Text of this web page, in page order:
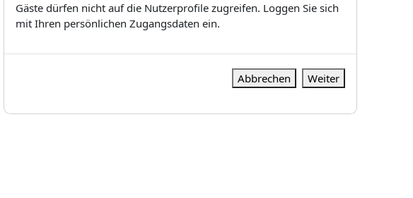
Gäste dürfen nicht auf die Nutzerprofile zugreifen. Loggen Sie sich
mit Ihren persönlichen Zugangsdaten ein.
Abbrechen Weiter